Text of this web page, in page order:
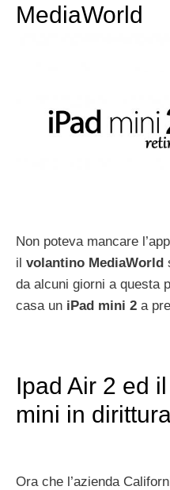
MediaWorld
Non poteva mancare
il volantino MediaWorld
da alcuni giorni a questa
casa un iPad mini 2 a
Ipad Air 2 ed
mini in
Ora che l’azienda